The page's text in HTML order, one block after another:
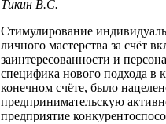
Тикин В.С.
Стимулирование
личного мастерства за счёт
заинтересованности и
специфика нового подхода в
конечном счёте, было
предпринимательскую
предприятие